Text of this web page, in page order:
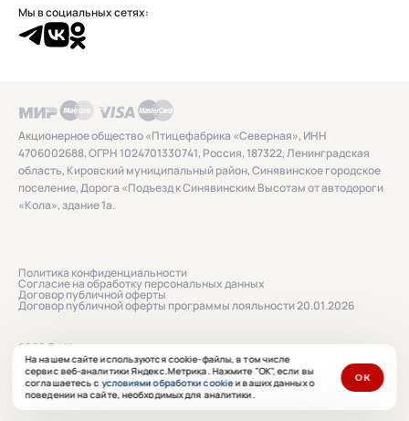
Мы в социальных сетях:
Сайт сделан вibrush.ru
Политика конфиденциальности
Согласие на обработку персональных данных
Договор публичной оферты
Договор публичной оферты программы лояльности 20.01.2026
2026 © «Нашенька»
Акционерное общество «Птицефабрика «Северная», ИНН
4706002688, ОГРН 1024701330741, Россия, 187322, Ленинградская
область, Кировский муниципальный район, Синявинское городское
поселение, Дорога «Подъезд к Синявинским Высотам от автодороги
«Кола», здание 1а.
На нашем сайте используются cookie-файлы, в том числе
сервис веб-аналитики Яндекс.Метрика. Нажмите "ОК", если вы
соглашаетесь с условиями обработки cookieи ваших данных о
поведении на сайте, необходимых для аналитики.
ОК